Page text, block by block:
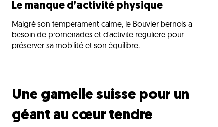
Le manque d’activité physique
Malgré son tempérament calme, le Bouvier bernois a
besoin de promenades et d’activité régulière pour
préserver sa mobilité et son équilibre.
Une gamelle suisse pour un
géant au cœur tendre